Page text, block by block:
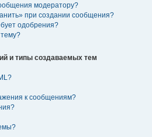
модератору?
при создании сообщения?
одобрения?
и типы создаваемых тем
к сообщениям?